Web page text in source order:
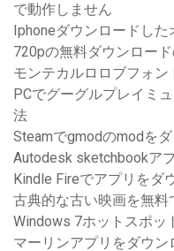
で動作しません
Iphoneダウンロードし
720pの無料ダウンロー
モンテカルロロブフォン
PCでグーグルプレイミ
法
Steamでgmodのmodを
Autodesk sketchbookア
Kindle Fireでアプリをダ
古典的な古い映画を無料
Windows 7ホットスポッ
マーリンアプリをダウン